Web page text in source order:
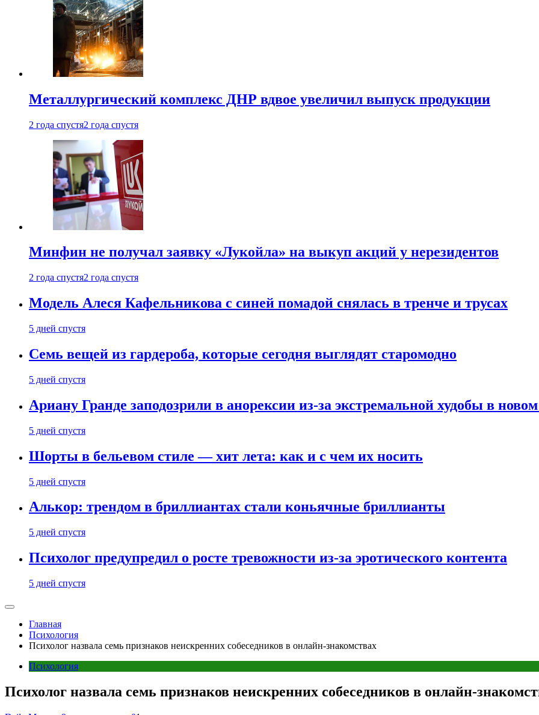
Металлургический комплекс ДНР вдвое увеличил выпуск продукции
2 года спустя2 года спустя
Минфин не получал заявку «Лукойла» на выкуп акций у нерезидентов
2 года спустя2 года спустя
Модель Алеся Кафельникова с синей помадой снялась в тренче и трусах
5 дней спустя
Семь вещей из гардероба, которые сегодня выглядят старомодно
5 дней спустя
Ариану Гранде заподозрили в анорексии из-за экстремальной худобы в
5 дней спустя
Шорты в бельевом стиле — хит лета: как и с чем их носить
5 дней спустя
Алькор: трендом в бриллиантах стали коньячные бриллианты
5 дней спустя
Психолог предупредил о росте тревожности из-за эротического контента
5 дней спустя
Главная
Психология
Психолог назвала семь признаков неискренних собеседников в онлайн-знакомствах
Психология
Психолог назвала семь признаков неискренних собеседников в онлайн-